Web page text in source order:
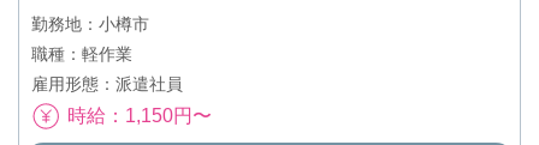
勤務地：小樽市
職種：軽作業
雇用形態：派遣社員
時給：1,150円〜